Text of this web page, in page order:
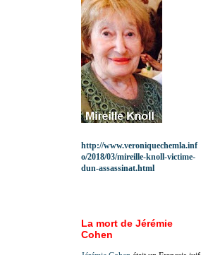
http://www.veroniquechemla.inf
o/2018/03/mireille-knoll-victime-
dun-assassinat.html
La mort de Jérémie
Cohen